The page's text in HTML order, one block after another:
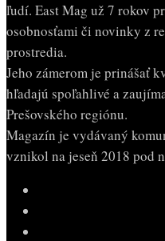
ľudí. East Mag už 7 rokov
osobnosťami či novinky z
prostredia.
Jeho zámerom je prinášať
hľadajú spoľahlivé a
Prešovského regiónu.
Magazín je vydávaný
vznikol na jeseň 2018 pod